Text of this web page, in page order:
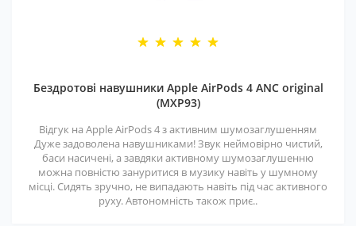
Бездротові навушники Apple AirPods 4 ANC original
(MXP93)
Відгук на Apple AirPods 4 з активним шумозаглушенням
Дуже задоволена навушниками! Звук неймовірно чистий,
баси насичені, а завдяки активному шумозаглушенню
можна повністю зануритися в музику навіть у шумному
місці. Сидять зручно, не випадають навіть під час активного
руху. Автономність також приє..